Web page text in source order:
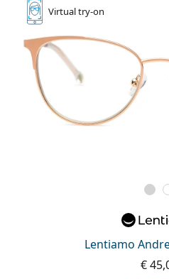
Virtualtry-on
Lentiamo
€